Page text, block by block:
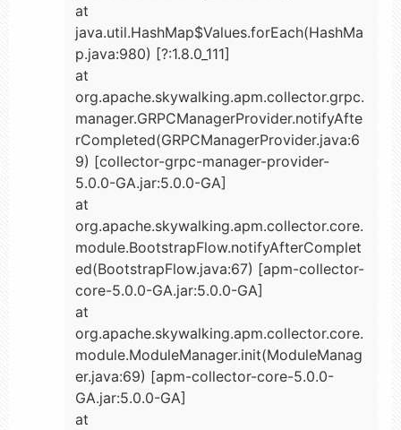
at
java.util.HashMap$Values.forEach(HashMa
p.java:980) [?:1.8.0_111]
at
org.apache.skywalking.apm.collector.grpc.
manager.GRPCManagerProvider.notifyAfte
rCompleted(GRPCManagerProvider.java:6
9) [collector-grpc-manager-provider-
5.0.0-GA.jar:5.0.0-GA]
at
org.apache.skywalking.apm.collector.core.
module.BootstrapFlow.notifyAfterComplet
ed(BootstrapFlow.java:67) [apm-collector-
core-5.0.0-GA.jar:5.0.0-GA]
at
org.apache.skywalking.apm.collector.core.
module.ModuleManager.init(ModuleManag
er.java:69) [apm-collector-core-5.0.0-
GA.jar:5.0.0-GA]
at